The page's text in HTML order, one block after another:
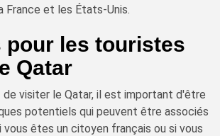
France et les États-Unis.
pour les touristes
Qatar
de visiter le Qatar, il est important d'être
potentiels qui peuvent être associés
vous êtes un citoyen français ou si vous